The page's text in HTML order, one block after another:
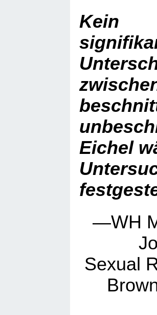
Kein
Eichel
—WH
Sexual